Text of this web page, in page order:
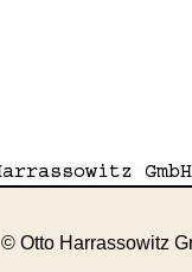
© Otto Harrassowitz